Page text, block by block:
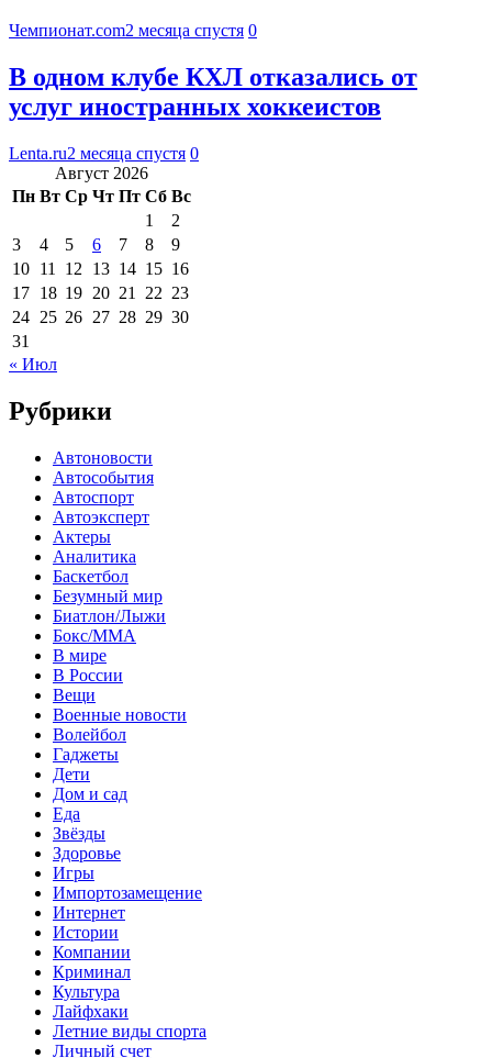
Чемпионат.com2 месяца спустя 0
В одном клубе КХЛ отказались от
услуг иностранных хоккеистов
Lenta.ru2 месяца спустя 0
Август 2026
Пн Вт Ср Чт Пт Сб Вс
1
2
3
4 5 6 7 8
9
10 11 12 13 14 15 16
17 18 19 20 21 22 23
24 25 26 27 28 29 30
31
« Июл
Рубрики
Автоновости
Автособытия
Автоспорт
Автоэксперт
Актеры
Аналитика
Баскетбол
Безумный мир
Биатлон/Лыжи
Бокс/MMA
В мире
В России
Вещи
Военные новости
Волейбол
Гаджеты
Дети
Дом и сад
Еда
Звёзды
Здоровье
Игры
Импортозамещение
Интернет
Истории
Компании
Криминал
Культура
Лайфхаки
Летние виды спорта
Личный счет